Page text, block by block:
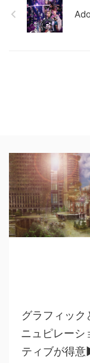
グラフィッ
ニュピレーシ
ティブが得